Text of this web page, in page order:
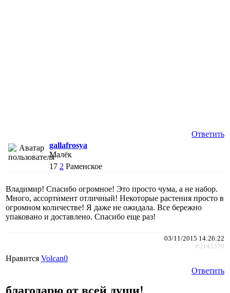
Ответить
gallafrosya
Малёк
17 2 Раменское
Владимир! Спасибо огромное! Это просто чума, а не набор.
Много, ассортимент отличный! Некоторые растения просто в
огромном количестве! Я даже не ожидала. Все бережно
упаковано и доставлено. Спасибо еще раз!
03/11/2015 14:26:22
#2145370
Нравится Volcan0
Ответить